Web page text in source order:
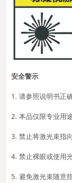
安全警示
1. 请参照说明书正
2. 本品仅限专业用
3. 禁止将激光束指
4. 禁止裸眼或使用
5. 避免激光束随意